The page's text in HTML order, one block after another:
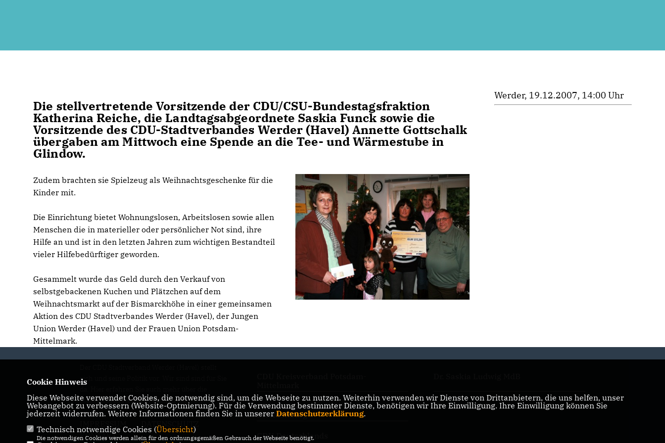
Die stellvertretende Vorsitzende der CDU/CSU-Bundestagsfraktion
Katherina Reiche, die Landtagsabgeordnete Saskia Funck sowie die
Vorsitzende des CDU-Stadtverbandes Werder (Havel) Annette Gottschalk
übergaben am Mittwoch eine Spende an die Tee- und Wärmestube in
Glindow.
Zudem brachten sie Spielzeug als Weihnachtsgeschenke für die
Kinder mit.
Die Einrichtung bietet Wohnungslosen, Arbeitslosen sowie allen
Menschen die in materieller oder persönlicher Not sind, ihre
Hilfe an und ist in den letzten Jahren zum wichtigen Bestandteil
vieler Hilfebedürftiger geworden.
Gesammelt wurde das Geld durch den Verkauf von
selbstgebackenen Kuchen und Plätzchen auf dem
Weihnachtsmarkt auf der Bismarckhöhe in einer gemeinsamen
Aktion des CDU Stadtverbandes Werder (Havel), der Jungen
Union Werder (Havel) und der Frauen Union Potsdam-
Mittelmark.
Werder, 19.12.2007, 14:00 Uhr
sich und seine Politik vor. Wir sind sind für Sie
Stadtverordneten der Fraktion der CDU.
IMPRESSUM
DATENSCHUTZ
KONTAKT
CDU Landesverband
Brandenburg
CDU Deutschlands
Christian Große
Cookie Hinweis
Diese Webseite verwendet Cookies, die notwendig sind, um die Webseite zu nutzen. Weiterhin verwenden wir Dienste von Drittanbietern, die uns helfen, unser
Webangebot zu verbessern (Website-Optmierung). Für die Verwendung bestimmter Dienste, benötigen wir Ihre Einwilligung. Ihre Einwilligung können Sie
jederzeit widerrufen. Weitere Informationen finden Sie in unserer Datenschutzerklärung.
Technisch notwendige Cookies (Übersicht)
Die notwendigen Cookies werden allein für den ordnungsgemäßen Gebrauch der Webseite benötigt.